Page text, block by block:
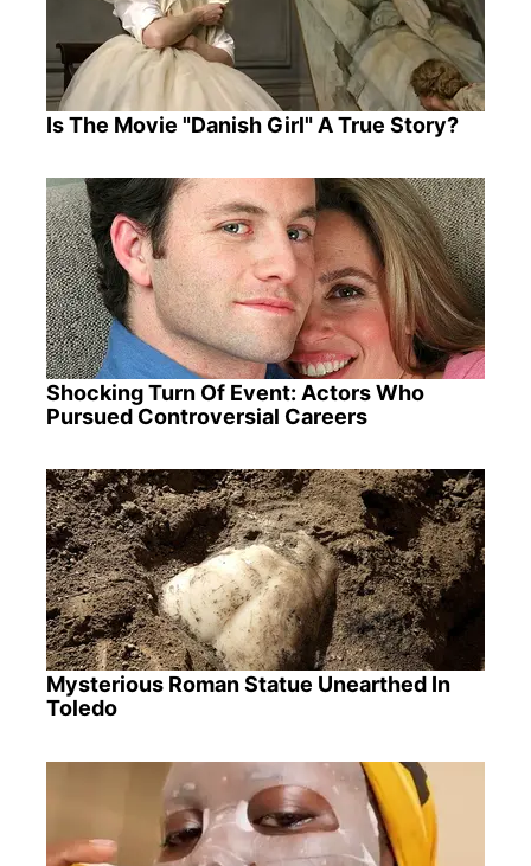
Is The Movie "Danish Girl" A True Story?
Shocking Turn Of Event: Actors Who
Pursued Controversial Careers
Mysterious Roman Statue Unearthed In
Toledo